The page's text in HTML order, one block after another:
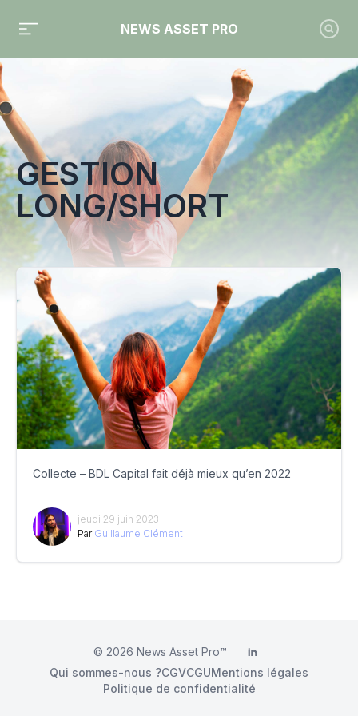
NEWS ASSET PRO
Toute l'actualité sur le tag "Gestion long/short"
GESTION
LONG/SHORT
Collecte – BDL Capital fait déjà mieux qu’en 2022
jeudi 29 juin 2023
Par Guillaume Clément
© 2026 News Asset Pro™ LinkedIn
Qui sommes-nous ?CGVCGUMentions légales
Politique de confidentialité